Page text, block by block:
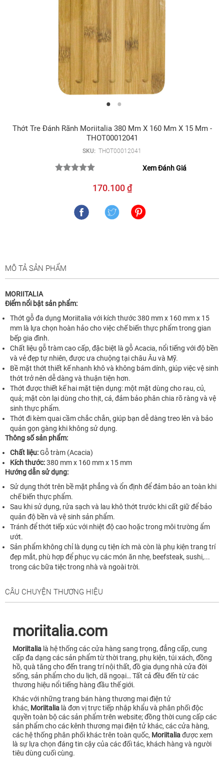
Thớt Tre Đánh Rãnh Moriitalia 380 Mm X 160 Mm X 15 Mm -
THOT00012041
SKU: THOT00012041
Xem Đánh Giá
170.100 ₫
MÔ TẢ SẢN PHẨM
MORIITALIA
Điểm nổi bật sản phẩm:
Thớt gỗ đa dụng Moriitalia với kích thước 380 mm x 160 mm x 15
mm là lựa chọn hoàn hảo cho việc chế biến thực phẩm trong gian
bếp gia đình.
Chất liệu gỗ tràm cao cấp, đặc biệt là gỗ Acacia, nổi tiếng với độ bền
và vẻ đẹp tự nhiên, được ưa chuộng tại châu Âu và Mỹ.
Bề mặt thớt thiết kế nhanh khô và không bám dính, giúp việc vệ sinh
thớt trở nên dễ dàng và thuận tiện hơn.
Thớt được thiết kế hai mặt tiện dụng: một mặt dùng cho rau, củ,
quả; mặt còn lại dùng cho thịt, cá, đảm bảo phân chia rõ ràng và vệ
sinh thực phẩm.
Thớt đi kèm quai cầm chắc chắn, giúp bạn dễ dàng treo lên và bảo
quản gọn gàng khi không sử dụng.
Thông số sản phẩm:
Chất liệu:Gỗ tràm (Acacia)
Kích thước:380 mm x 160 mm x 15 mm
Hướng dẫn sử dụng:
Sử dụng thớt trên bề mặt phẳng và ổn định để đảm bảo an toàn khi
chế biến thực phẩm.
Sau khi sử dụng, rửa sạch và lau khô thớt trước khi cất giữ để bảo
quản độ bền và vệ sinh sản phẩm.
Tránh để thớt tiếp xúc với nhiệt độ cao hoặc trong môi trường ẩm
ướt.
Sản phẩm không chỉ là dụng cụ tiện ích mà còn là phụ kiện trang trí
đẹp mắt, phù hợp để phục vụ các món ăn nhẹ, beefsteak, sushi,...
trong các bữa tiệc trong nhà và ngoài trời.
CÂU CHUYỆN THƯƠNG HIỆU
moriitalia.com
Moriitalia là hệ thống các cửa hàng sang trọng, đẳng cấp, cung
cấp đa dạng các sản phẩm từ thời trang, phụ kiện, túi xách, đồng
hồ, quà tăng cho đến trang trí nội thất, đồ gia dụng nhà cửa đời
sống, sản phẩm cho du lịch, dã ngoại… Tất cả đều đến từ các
thương hiệu nổi tiếng hàng đầu thế giới.
Khác với những trang bán hàng thương mại điện tử
khác, Moriitalia là đơn vị trực tiếp nhập khẩu và phân phối độc
quyền toàn bộ các sản phẩm trên website; đồng thời cung cấp các
sản phẩm cho các kênh thương mại điện tử khác, các cửa hàng,
các hệ thống phân phối khác trên toàn quốc, Moriitaliađược xem
là sự lựa chọn đáng tin cậy của các đối tác, khách hàng và người
tiêu dùng cuối cùng.